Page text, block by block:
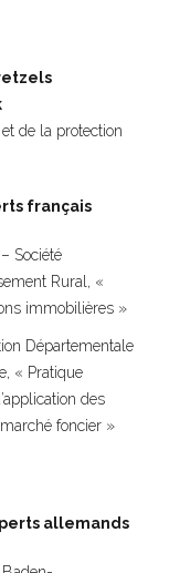
de la protection
français
Société
Rural, «
immobilières »
Départementale
« Pratique
des
foncier »
allemands